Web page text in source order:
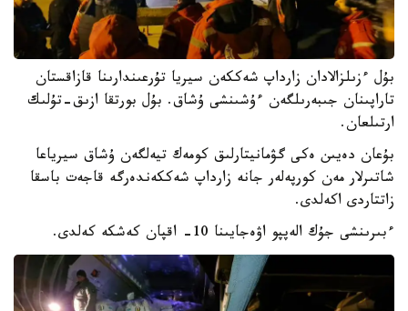
بۇل ءزىلزالادان زارداپ شەككەن سيريا تۇرعىندارىنا قازاقستان
تاراپىنان جىبەرىلگەن ءۇشىنشى ۇشاق. بۇل بورتقا ازىق-تۇلىك
ارتىلعان.
بۇعان دەيىن ەكى گۋمانيتارلىق كومەك تيەلگەن ۇشاق سيرياعا
شاتىرلار مەن كورپەلەر جانە زارداپ شەككەندەرگە قاجەت باسقا
زاتتاردى اكەلدى.
ءبىرىنشى جۇك الەپپو اۋەجايىنا 10- اقپان كەشكە كەلدى.